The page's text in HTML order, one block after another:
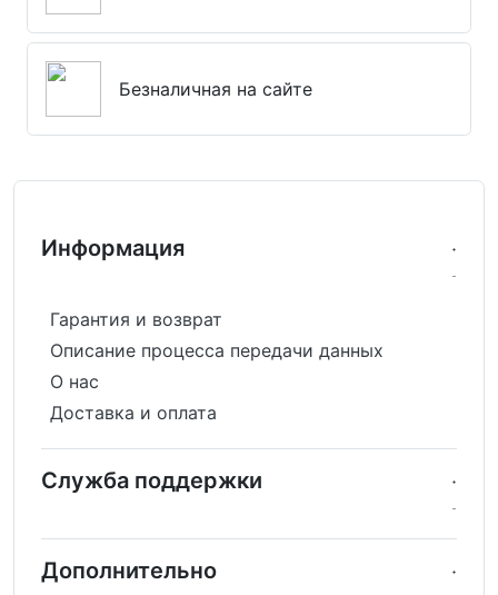
Безналичная на сайте
Информация
Гарантия и возврат
Описание процесса передачи данных
О нас
Доставка и оплата
Служба поддержки
Дополнительно